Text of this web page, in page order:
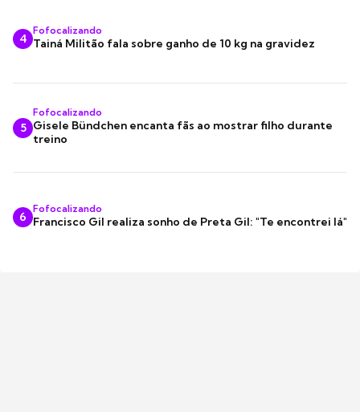
4
Fofocalizando
Tainá Militão fala sobre ganho de 10 kg na gravidez
5
Fofocalizando
Gisele Bündchen encanta fãs ao mostrar filho durante
treino
6
Fofocalizando
Francisco Gil realiza sonho de Preta Gil: "Te encontrei lá"